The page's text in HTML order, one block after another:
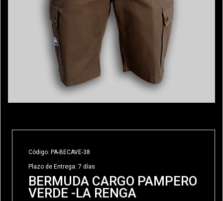
Código: PA-BECAVE-38
Plazo de Entrega: 7 días
BERMUDA CARGO PAMPERO
VERDE -LA RENGA